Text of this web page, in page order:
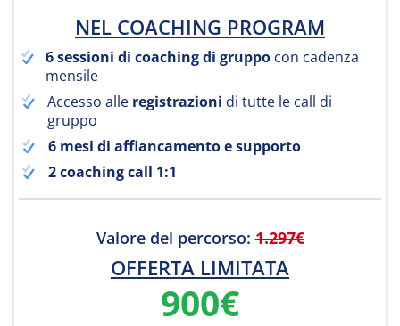
NEL COACHING PROGRAM
6 sessioni di coaching di gruppo con cadenza
mensile
Accesso alle registrazioni di tutte le call di
gruppo
6 mesi di affiancamento e supporto
2 coaching call 1:1
Valore del percorso:1.297€
OFFERTA LIMITATA
900€